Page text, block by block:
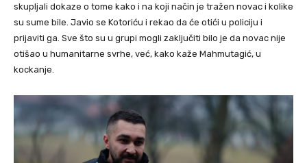
skupljali dokaze o tome kako i na koji način je tražen novac i kolike
su sume bile. Javio se Kotoriću i rekao da će otići u policiju i
prijaviti ga. Sve što su u grupi mogli zaključiti bilo je da novac nije
otišao u humanitarne svrhe, već, kako kaže Mahmutagić, u
kockanje.